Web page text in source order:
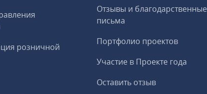
розничной
Отзывы и благодарственные
письма
Портфолио проектов
Участие в Проекте года
Оставить отзыв